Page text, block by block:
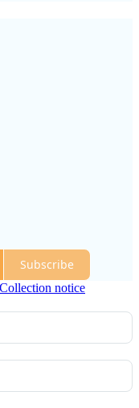
Subscribe
Collection notice